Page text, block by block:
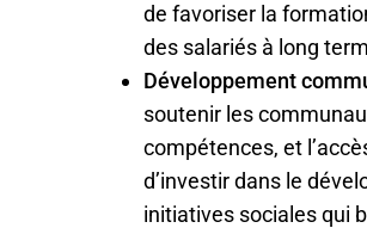
de favoriser la
des salariés à long
Développement
soutenir les
compétences, et
d’investir dans le
initiatives sociales qui